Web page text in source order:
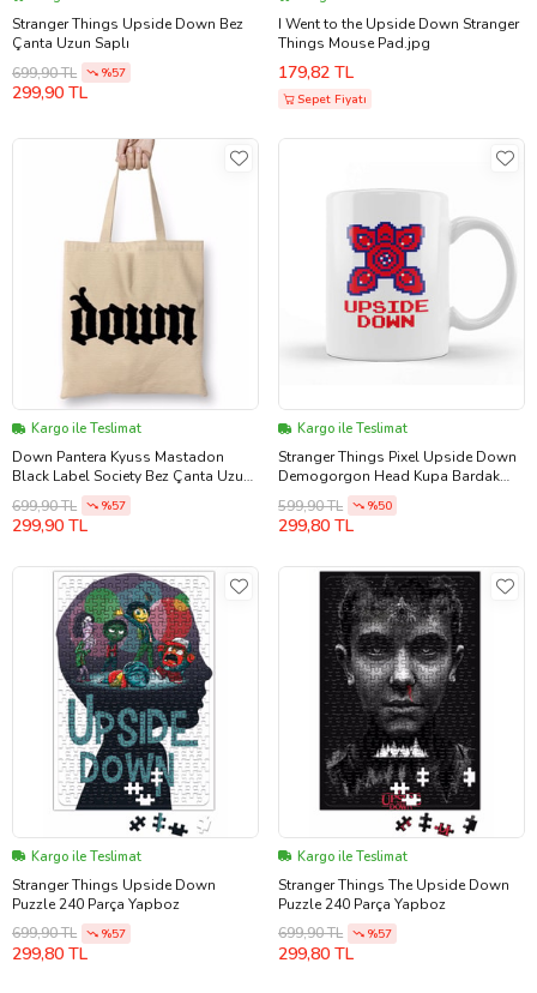
Stranger Things Upside Down Bez
Çanta Uzun Saplı
699,90 TL
%57
299,90 TL
I Went to the Upside Down Stranger
Things Mouse Pad.jpg
179,82 TL
Sepet Fiyatı
Kargo ile Teslimat
Down Pantera Kyuss Mastadon
Black Label Society Bez Çanta Uzun
699,90 TL %57
299,90 TL
Kargo ile Teslimat
Stranger Things Pixel Upside Down
Demogorgon Head Kupa Bardak
599,90 TL %50
299,80 TL
Kargo ile Teslimat
Stranger Things Upside Down
Puzzle 240 Parça Yapboz
699,90 TL
%57
299,80 TL
Kargo ile Teslimat
Stranger Things The Upside Down
Puzzle 240 Parça Yapboz
699,90 TL
%57
299,80 TL